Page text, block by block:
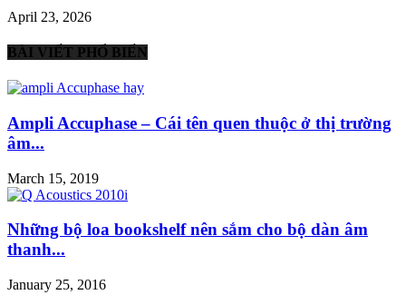
April 23, 2026
BÀI VIẾT PHỔ BIẾN
Ampli Accuphase – Cái tên quen thuộc ở thị trường
âm...
March 15, 2019
Những bộ loa bookshelf nên sắm cho bộ dàn âm
thanh...
January 25, 2016